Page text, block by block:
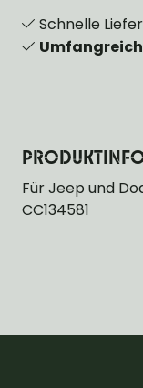
Schnelle
Für Jeep und
CC134581